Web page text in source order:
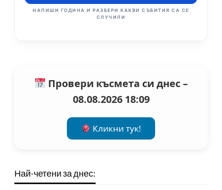
НАПИШИ ГОДИНА И РАЗБЕРИ КАКВИ СЪБИТИЯ СА СЕ
СЛУЧИЛИ
Провери късмета си днес –
08.08.2026 18:09
Кликни тук!
Най-четени за днес: